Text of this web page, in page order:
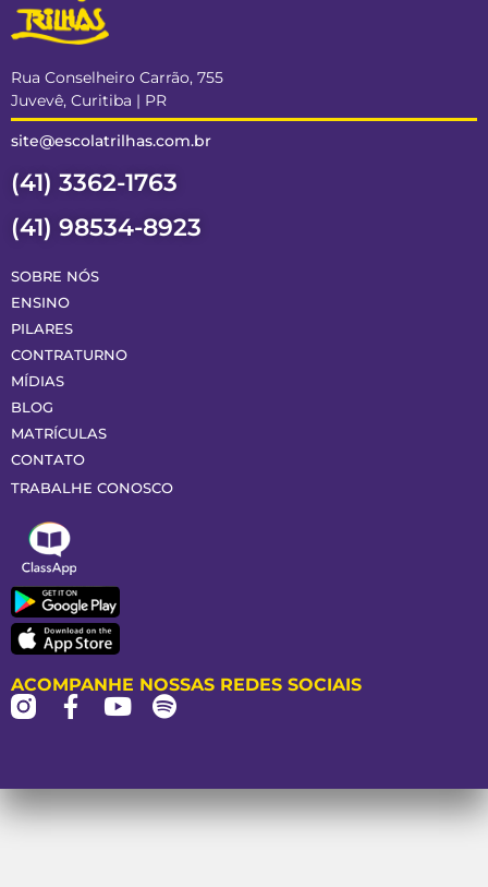
Rua Conselheiro Carrão, 755
Juvevê, Curitiba | PR
site@escolatrilhas.com.br
(41) 3362-1763
(41) 98534-8923
SOBRE NÓS
ENSINO
PILARES
CONTRATURNO
MÍDIAS
BLOG
MATRÍCULAS
CONTATO
TRABALHE CONOSCO
ACOMPANHE NOSSAS REDES SOCIAIS